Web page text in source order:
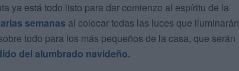
ya está todo listo para dar comienzo al espíritu de la
semanas al colocar todas las luces que iluminarán
todo para los más pequeños de la casa, que serán
del alumbrado navideño.